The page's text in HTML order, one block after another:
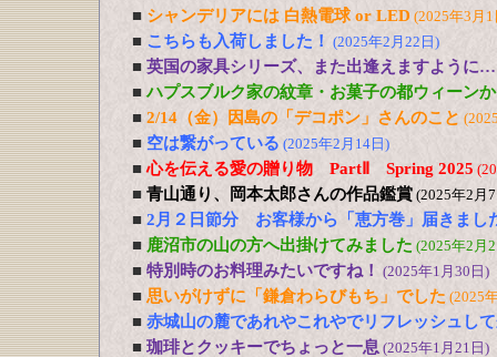
■ シャンデリアには 白熱電球 or LED (2025年3月1
■ こちらも入荷しました！ (2025年2月22日)
■ 英国の家具シリーズ、また出逢えますように…
■ ハプスブルク家の紋章・お菓子の都ウィーン
■ 2/14（金）因島の「デコポン」さんのこと
■ 空は繋がっている (2025年2月14日)
■ 心を伝える愛の贈り物 PartⅡ Spring 2025
■ 青山通り、岡本太郎さんの作品鑑賞 (2025年2月
■ 2月２日節分 お客様から「恵方巻」届きまし
■ 鹿沼市の山の方へ出掛けてみました (2025年2月
■ 特別時のお料理みたいですね！ (2025年1月30日)
■ 思いがけずに「鎌倉わらびもち」でした (2025
■ 赤城山の麓であれやこれやでリフレッシュし
■ 珈琲とクッキーでちょっと一息 (2025年1月21日)